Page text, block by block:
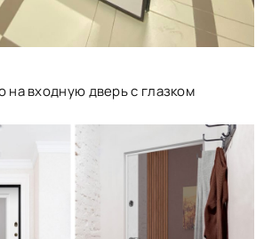
на входную дверь с глазком